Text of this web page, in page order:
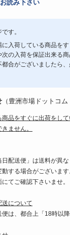
読み下さい
す。
入荷している商品を
の入荷を保証出来る
合がございましたら
（豊洲市場ドットコム
品をすぐに出荷をして
ません。
日配送便」は送料が異
する場合がございま
てご確認下さいませ。
について
は、都合上「18時以